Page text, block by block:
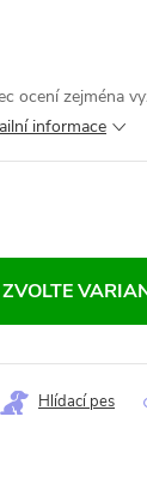
ocení zejména
informace
ZVOLTE
Hlídací pes